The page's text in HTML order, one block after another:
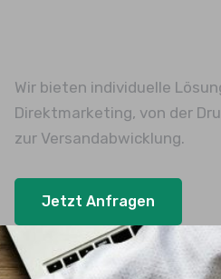
Wir bieten individuelle
Direktmarketing, von der
zur Versandabwicklung.
Jetzt Anfragen